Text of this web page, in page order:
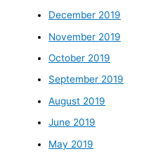
December 2019
November 2019
October 2019
September 2019
August 2019
June 2019
May 2019